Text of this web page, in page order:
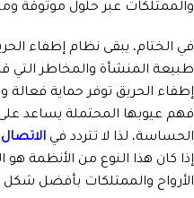
والممتلكات عبر حلول موثوقة
في الختام، يبقى نظام إطفاء
طبيعة المنشأة والمخاطر التي
إطفاء الحريق توفر حماية فعالة
فهم عيوبها المحتملة يساعد
الحساسة، لذا لا تتردد في الاتصال
إذا كان هذا النوع من الأنظمة
الأرواح والممتلكات بأفضل